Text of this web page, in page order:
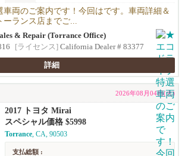
両のご案内です！今回はです。車両詳細＆
ーランス店までご...
& Repair (Torrance Office)
[ライセンス] California Dealer # 83377
詳細
2026年08月04日(火)
2017 トヨタ Mirai
スペシャル価格 $5998
Torrance, CA, 90503
支払総額 :